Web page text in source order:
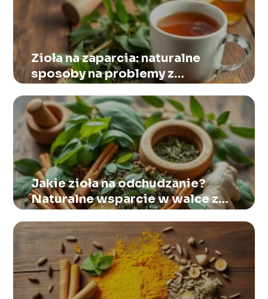
Zioła na zaparcia: naturalne
sposoby na problemy z
Jakie zioła na odchudzanie?
Naturalne wsparcie w walce z